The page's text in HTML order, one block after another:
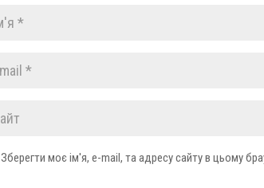
Зберегти моє ім'я, e-mail, та адресу сайту в цьому